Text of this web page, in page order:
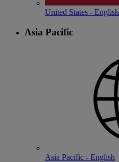
United States - English
Asia Pacific
Asia Pacific - English